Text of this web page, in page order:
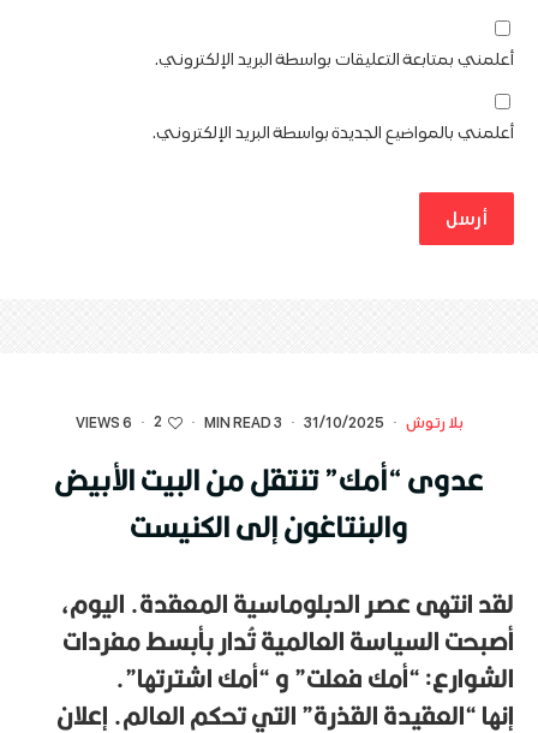
أعلمني بمتابعة التعليقات بواسطة البريد الإلكتروني.
أعلمني بالمواضيع الجديدة بواسطة البريد الإلكتروني.
بلا رتوش ·
31/10/2025
·
3 MIN READ
·
2
·
6 VIEWS
عدوى “أمك” تنتقل من البيت الأبيض
والبنتاغون إلى الكنيست
لقد انتهى عصر الدبلوماسية المعقدة. اليوم،
أصبحت السياسة العالمية تُدار بأبسط مفردات
الشوارع:“أمك فعلت”و“أمك اشترتها”.
إنها“العقيدة القذرة”التي تحكم العالم.إعلان